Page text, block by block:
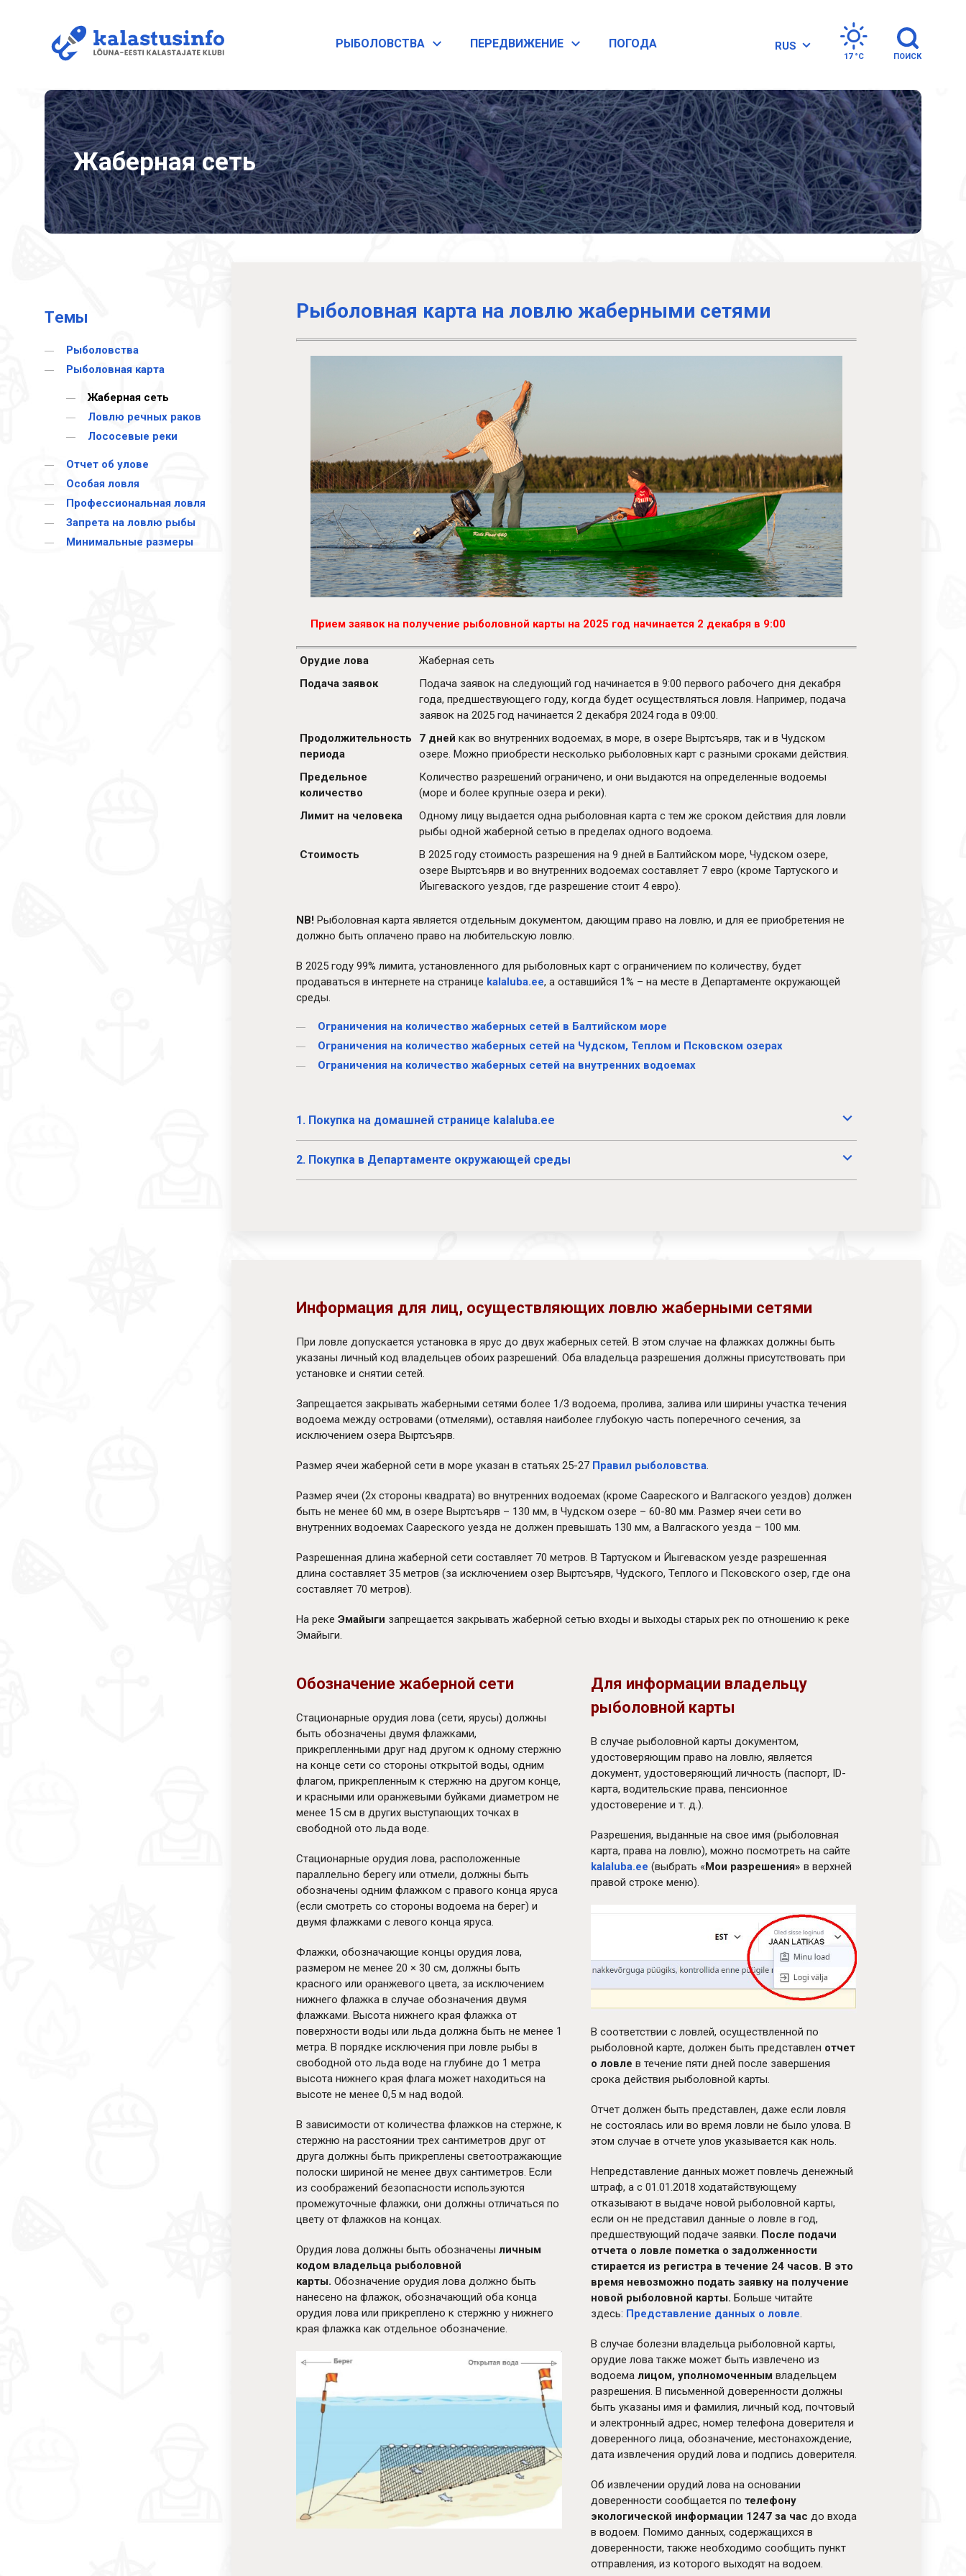
PЫБОЛОВСТВА ПЕРЕДВИЖЕНИЕ ПОГОДА RUS
17 °C ПОИСК
Жаберная сеть
Tемы
Pыболовства
Рыболовная карта
Жаберная сеть
Ловлю речных раков
Лососевые реки
Отчет об улове
Особая ловля
Профессиональная ловля
Запрета на ловлю рыбы
Минимальные размеры
Рыболовная карта на ловлю жаберными сетями
Прием заявок на получение рыболовной карты на 2025 год начинается 2 декабря в 9:00
Орудие лова
Жаберная сеть
Подача заявок
Подача заявок на следующий год начинается в 9:00 первого рабочего дня декабря
года, предшествующего году, когда будет осуществляться ловля. Например, подача
заявок на 2025 год начинается 2 декабря 2024 года в 09:00.
Продолжительность
периода
7 дней как во внутренних водоемах, в море, в озере Выртсъярв, так и в Чудском
озере. Можно приобрести несколько рыболовных карт с разными сроками действия.
Предельное
количество
Количество разрешений ограничено, и они выдаются на определенные водоемы
(море и более крупные озера и реки).
Лимит на человека
Одному лицу выдается одна рыболовная карта с тем же сроком действия для ловли
рыбы одной жаберной сетью в пределах одного водоема.
Стоимость
В 2025 году стоимость разрешения на 9 дней в Балтийском море, Чудском озере,
озере Выртсъярв и во внутренних водоемах составляет 7 евро (кроме Тартуского и
Йыгеваского уездов, где разрешение стоит 4 евро).
NB! Рыболовная карта является отдельным документом, дающим право на ловлю, и для ее приобретения не
должно быть оплачено право на любительскую ловлю.
В 2025 году 99% лимита, установленного для рыболовных карт с ограничением по количеству, будет
продаваться в интернете на странице kalaluba.ee, а оставшийся 1% – на месте в Департаменте окружающей
среды.
Ограничения на количество жаберных сетей в Балтийском море
Ограничения на количество жаберных сетей на Чудском, Теплом и Псковском озерах
Ограничения на количество жаберных сетей на внутренних водоемах
1. Покупка на домашней странице kalaluba.ee
2. Покупка в Департаменте окружающей среды
Информация для лиц, осуществляющих ловлю жаберными сетями
При ловле допускается установка в ярус до двух жаберных сетей. В этом случае на флажках должны быть
указаны личный код владельцев обоих разрешений. Оба владельца разрешения должны присутствовать при
установке и снятии сетей.
Запрещается закрывать жаберными сетями более 1/3 водоема, пролива, залива или ширины участка течения
водоема между островами (отмелями), оставляя наиболее глубокую часть поперечного сечения, за
исключением озера Выртсъярв.
Размер ячеи жаберной сети в море указан в статьях 25-27 Правил рыболовства.
Размер ячеи (2x стороны квадрата) во внутренних водоемах (кроме Саареского и Валгаского уездов) должен
быть не менее 60 мм, в озере Выртсъярв – 130 мм, в Чудском озере – 60-80 мм. Размер ячеи сети во
внутренних водоемах Саареского уезда не должен превышать 130 мм, а Валгаского уезда – 100 мм.
Разрешенная длина жаберной сети составляет 70 метров. В Тартуском и Йыгеваском уезде разрешенная
длина составляет 35 метров (за исключением озер Выртсъярв, Чудского, Теплого и Псковского озер, где она
составляет 70 метров).
На реке Эмайыги запрещается закрывать жаберной сетью входы и выходы старых рек по отношению к реке
Эмайыги.
Обозначение жаберной сети
Стационарные орудия лова (сети, ярусы) должны
быть обозначены двумя флажками,
прикрепленными друг над другом к одному стержню
на конце сети со стороны открытой воды, одним
флагом, прикрепленным к стержню на другом конце,
и красными или оранжевыми буйками диаметром не
менее 15 см в других выступающих точках в
свободной ото льда воде.
Стационарные орудия лова, расположенные
параллельно берегу или отмели, должны быть
обозначены одним флажком с правого конца яруса
(если смотреть со стороны водоема на берег) и
двумя флажками с левого конца яруса.
Флажки, обозначающие концы орудия лова,
размером не менее 20 × 30 см, должны быть
красного или оранжевого цвета, за исключением
нижнего флажка в случае обозначения двумя
флажками. Высота нижнего края флажка от
поверхности воды или льда должна быть не менее 1
метра. В порядке исключения при ловле рыбы в
свободной ото льда воде на глубине до 1 метра
высота нижнего края флага может находиться на
высоте не менее 0,5 м над водой.
В зависимости от количества флажков на стержне, к
стержню на расстоянии трех сантиметров друг от
друга должны быть прикреплены светоотражающие
полоски шириной не менее двух сантиметров. Если
из соображений безопасности используются
промежуточные флажки, они должны отличаться по
цвету от флажков на концах.
Орудия лова должны быть обозначены личным
кодом владельца рыболовной
карты. Обозначение орудия лова должно быть
нанесено на флажок, обозначающий оба конца
орудия лова или прикреплено к стержню у нижнего
края флажка как отдельное обозначение.
Для информации владельцу
рыболовной карты
В случае рыболовной карты документом,
удостоверяющим право на ловлю, является
документ, удостоверяющий личность (паспорт, ID-
карта, водительские права, пенсионное
удостоверение и т. д.).
Разрешения, выданные на свое имя (рыболовная
карта, права на ловлю), можно посмотреть на сайте
kalaluba.ee (выбрать «Мои разрешения» в верхней
правой строке меню).
В соответствии с ловлей, осуществленной по
рыболовной карте, должен быть представлен отчет
о ловле в течение пяти дней после завершения
срока действия рыболовной карты.
Отчет должен быть представлен, даже если ловля
не состоялась или во время ловли не было улова. В
этом случае в отчете улов указывается как ноль.
Непредставление данных может повлечь денежный
штраф, а с 01.01.2018 ходатайствующему
отказывают в выдаче новой рыболовной карты,
если он не представил данные о ловле в год,
предшествующий подаче заявки. После подачи
отчета о ловле пометка о задолженности
стирается из регистра в течение 24 часов. В это
время невозможно подать заявку на получение
новой рыболовной карты. Больше читайте
здесь: Представление данных о ловле.
В случае болезни владельца рыболовной карты,
орудие лова также может быть извлечено из
водоема лицом, уполномоченным владельцем
разрешения. В письменной доверенности должны
быть указаны имя и фамилия, личный код, почтовый
и электронный адрес, номер телефона доверителя и
доверенного лица, обозначение, местонахождение,
дата извлечения орудий лова и подпись доверителя.
Об извлечении орудий лова на основании
доверенности сообщается по телефону
экологической информации 1247 за час до входа
в водоем. Помимо данных, содержащихся в
доверенности, также необходимо сообщить пункт
отправления, из которого выходят на водоем.